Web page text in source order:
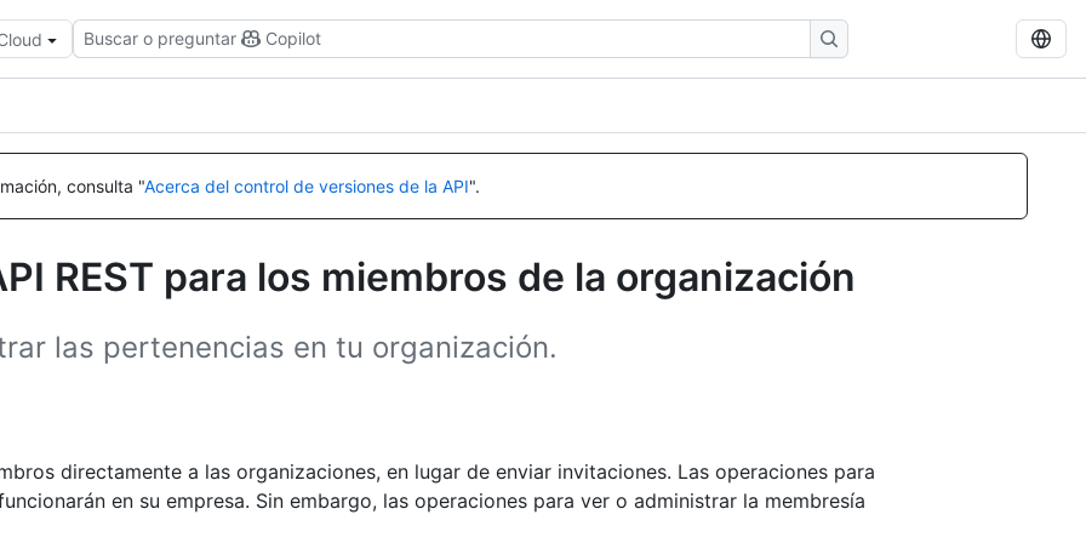
Buscar o preguntar Copilot
consulta "Acerca del control de versiones de la API".
REST para los miembros de la organización
las pertenencias en tu organización.
directamente a las organizaciones, en lugar de enviar invitaciones. Las operaciones para
en su empresa. Sin embargo, las operaciones para ver o administrar la membresía